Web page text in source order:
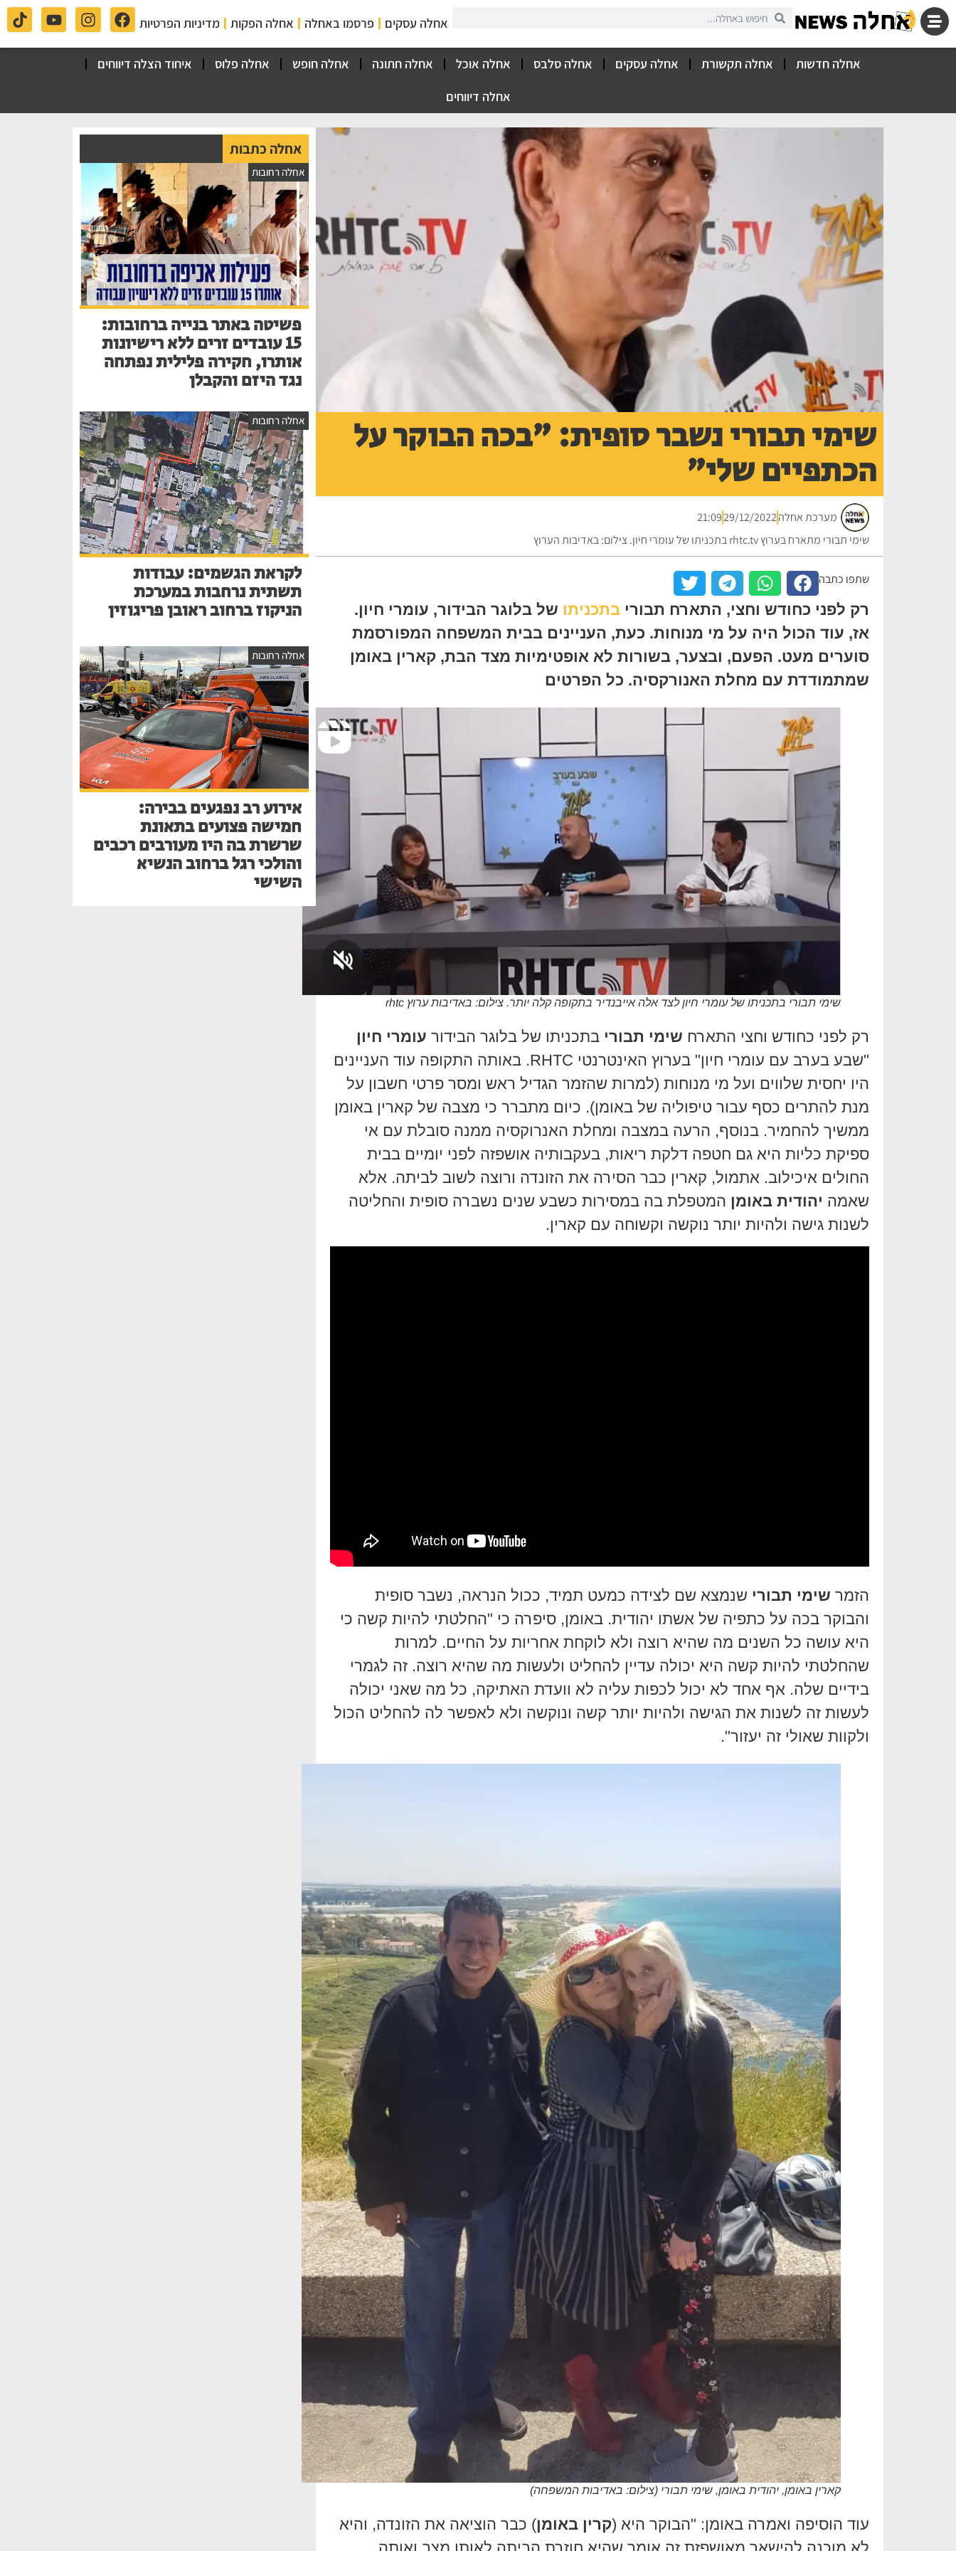
אחלה עסקים פרסמו באחלה אחלה הפקות מדיניות הפרטיות
אחלה חדשות אחלה תקשורת אחלה עסקים אחלה סלבס אחלה אוכל אחלה חתונה אחלה חופש אחלה פלוס
איחוד הצלה דיווחים
אחלה דיווחים
שימי תבורי נשבר סופית: "בכה הבוקר על
הכתפיים שלי"
מערכת אחלה29/12/2022
21:09
שימי תבורי מתארח בערוץ rhtc.tv בתכניתו של עומרי חיון. צילום: באדיבות הערוץ
שתפו כתבה
רק לפני כחודש וחצי, התארח תבורי בתכניתו של בלוגר הבידור, עומרי חיון.
אז, עוד הכול היה על מי מנוחות. כעת, העניינים בבית המשפחה המפורסמת
סוערים מעט. הפעם, ובצער, בשורות לא אופטימיות מצד הבת, קארין באומן
שמתמודדת עם מחלת האנורקסיה. כל הפרטים
שימי תבורי בתכניתו של עומרי חיון לצד אלה אייבנדיר בתקופה קלה יותר. צילום: באדיבות ערוץ rhtc
רק לפני כחודש וחצי התארח שימי תבורי בתכניתו של בלוגר הבידור עומרי חיון
"שבע בערב עם עומרי חיון" בערוץ האינטרנטי RHTC. באותה התקופה עוד העניינים
היו יחסית שלווים ועל מי מנוחות (למרות שהזמר הגדיל ראש ומסר פרטי חשבון על
מנת להתרים כסף עבור טיפוליה של באומן). כיום מתברר כי מצבה של קארין באומן
ממשיך להחמיר. בנוסף, הרעה במצבה ומחלת האנרוקסיה ממנה סובלת עם אי
ספיקת כליות היא גם חטפה דלקת ריאות, בעקבותיה אושפזה לפני יומיים בבית
החולים איכילוב. אתמול, קארין כבר הסירה את הזונדה ורוצה לשוב לביתה. אלא
שאמה יהודית באומן המטפלת בה במסירות כשבע שנים נשברה סופית והחליטה
לשנות גישה ולהיות יותר נוקשה וקשוחה עם קארין.
הזמר שימי תבורי שנמצא שם לצידה כמעט תמיד, ככול הנראה, נשבר סופית
והבוקר בכה על כתפיה של אשתו יהודית. באומן, סיפרה כי "החלטתי להיות קשה כי
היא עושה כל השנים מה שהיא רוצה ולא לוקחת אחריות על החיים. למרות
שהחלטתי להיות קשה היא יכולה עדיין להחליט ולעשות מה שהיא רוצה. זה לגמרי
בידיים שלה. אף אחד לא יכול לכפות עליה לא וועדת האתיקה, כל מה שאני יכולה
לעשות זה לשנות את הגישה ולהיות יותר קשה ונוקשה ולא לאפשר לה להחליט הכול
ולקוות שאולי זה יעזור".
קארין באומן, יהודית באומן, שימי תבורי (צילום: באדיבות המשפחה)
עוד הוסיפה ואמרה באומן: "הבוקר היא (קרין באומן) כבר הוציאה את הזונדה, והיא
אחלה כתבות
אחלה רחובות
פשיטה באתר בנייה ברחובות:
15 עובדים זרים ללא רישיונות
אותרו, חקירה פלילית נפתחה
נגד היזם והקבלן
אחלה רחובות
לקראת הגשמים: עבודות
תשתית נרחבות במערכת
הניקוז ברחוב ראובן פריגוזין
אחלה רחובות
אירוע רב נפגעים בבירה:
חמישה פצועים בתאונת
שרשרת בה היו מעורבים רכבים
והולכי רגל ברחוב הנשיא
השישי